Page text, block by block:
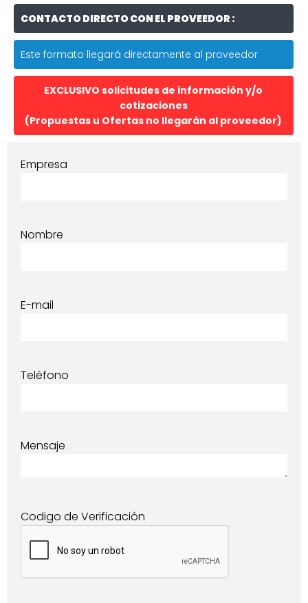
CONTACTO DIRECTO CON EL PROVEEDOR :
Este formato llegará directamente al proveedor
EXCLUSIVO solicitudes de información y/o
cotizaciones
(Propuestas u Ofertas no llegarán al proveedor)
Empresa
Nombre
E-mail
Teléfono
Mensaje
Codigo de Verificación